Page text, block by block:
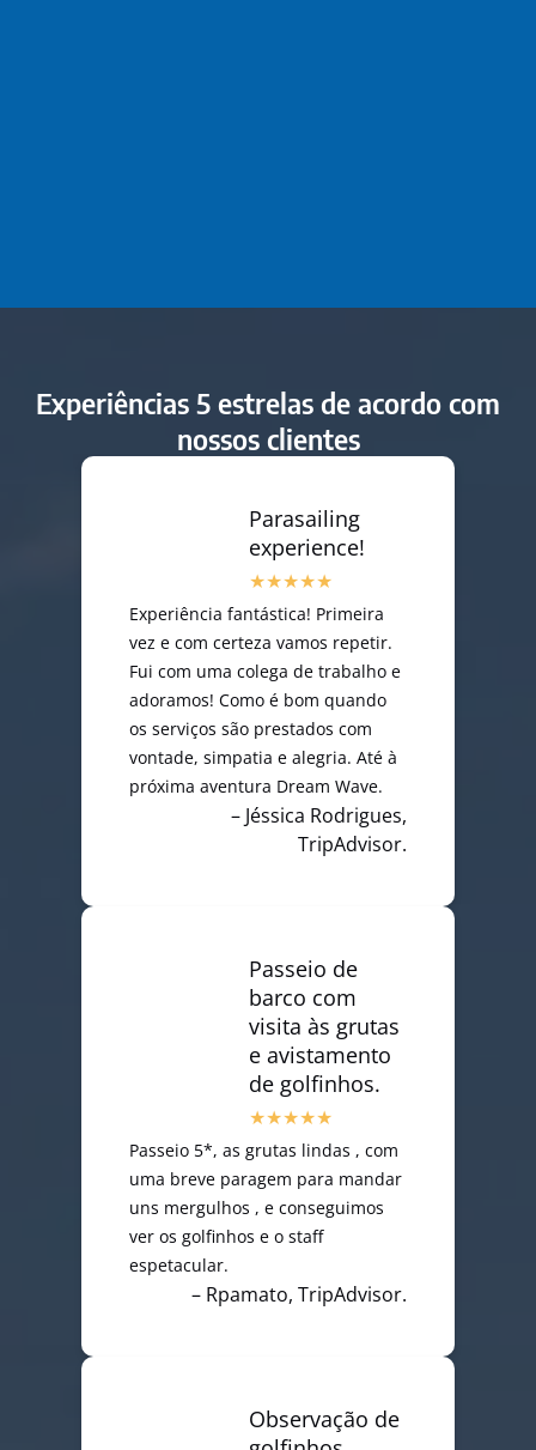
Experiências 5 estrelas de acordo com
nossos clientes
Parasailing
experience!
Experiência fantástica! Primeira
vez e com certeza vamos repetir.
Fui com uma colega de trabalho e
adoramos! Como é bom quando
os serviços são prestados com
vontade, simpatia e alegria. Até à
próxima aventura Dream Wave.
– Jéssica Rodrigues,
TripAdvisor.
Passeio de
barco com
visita às grutas
e avistamento
de golfinhos.
Passeio 5*, as grutas lindas , com
uma breve paragem para mandar
uns mergulhos , e conseguimos
ver os golfinhos e o staff
espetacular.
– Rpamato, TripAdvisor.
Observação de